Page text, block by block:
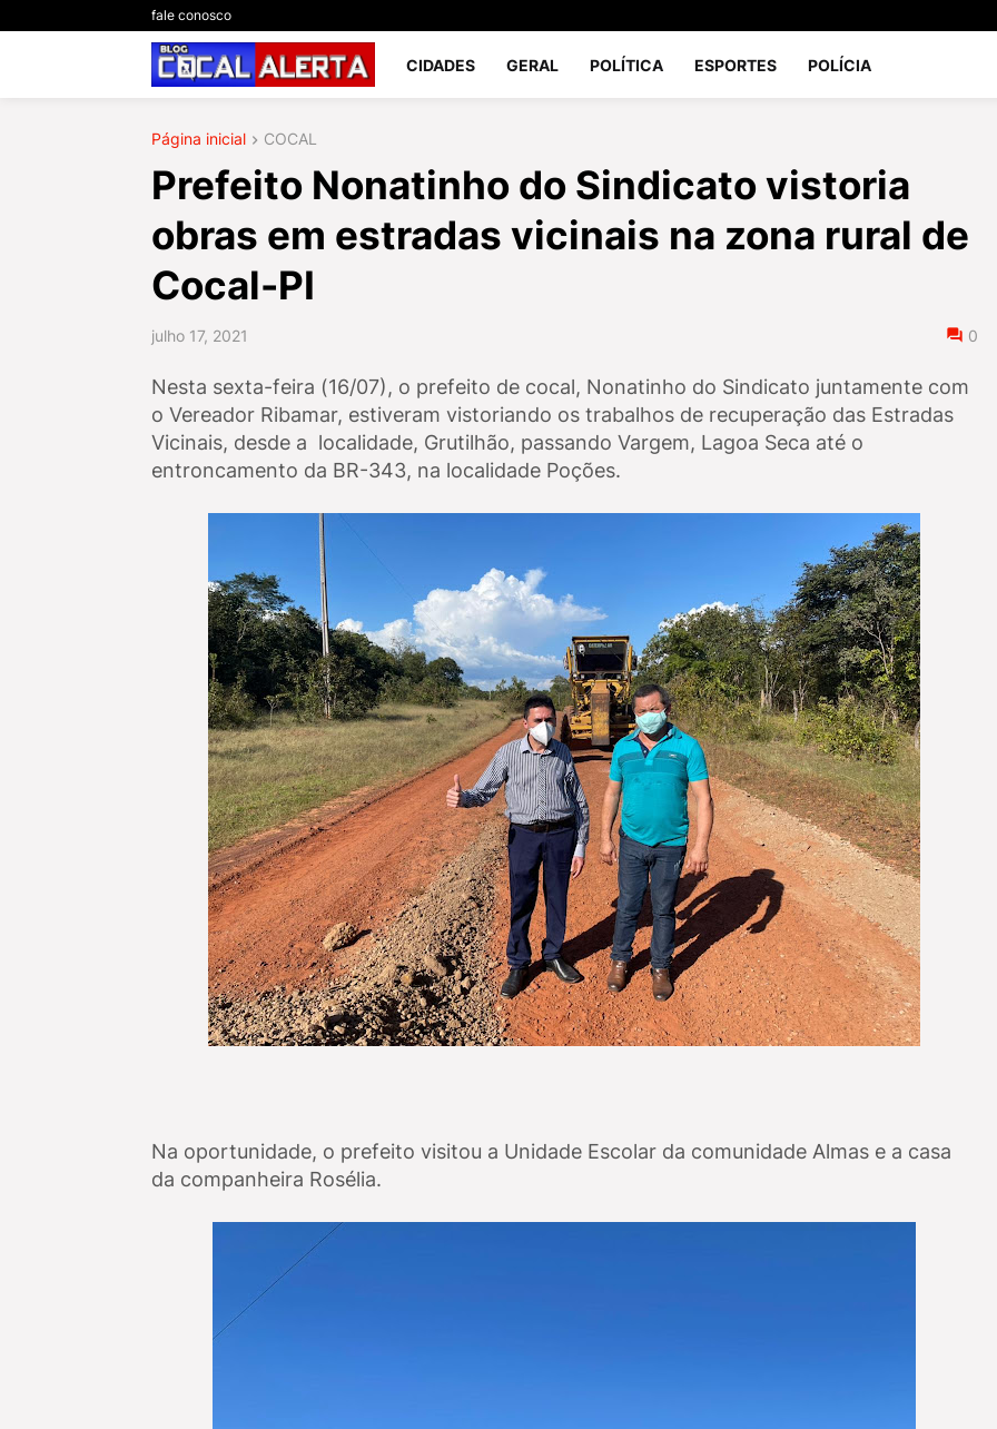
fale conosco
CIDADES GERAL POLÍTICA ESPORTES POLÍCIA
Página inicial COCAL
Prefeito Nonatinho do Sindicato vistoria
obras em estradas vicinais na zona rural de
Cocal-PI
julho 17, 2021 0
Nesta sexta-feira (16/07), o prefeito de cocal, Nonatinho do Sindicato juntamente com
o Vereador Ribamar, estiveram vistoriando os trabalhos de recuperação das Estradas
Vicinais, desde a localidade, Grutilhão, passando Vargem, Lagoa Seca até o
entroncamento da BR-343, na localidade Poções.
Na oportunidade, o prefeito visitou a Unidade Escolar da comunidade Almas e a casa
da companheira Rosélia.